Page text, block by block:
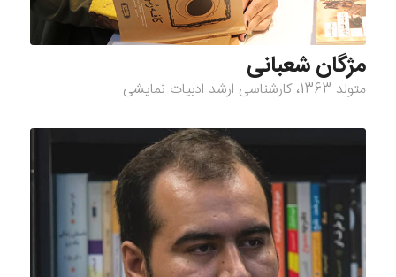
مژگان شعبانی
متولد 1363، کارشناسی ارشد ادبیات نمایشی